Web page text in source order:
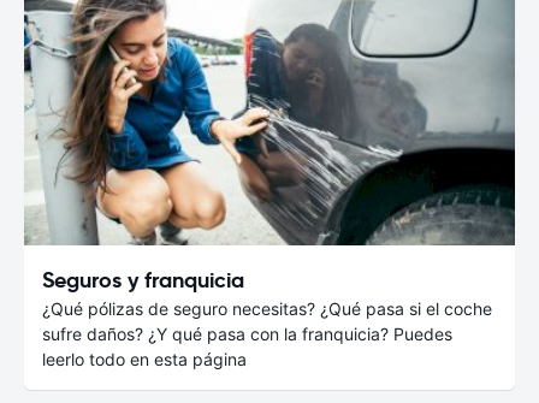
Seguros y franquicia
¿Qué pólizas de seguro necesitas? ¿Qué pasa si el coche
sufre daños? ¿Y qué pasa con la franquicia? Puedes
leerlo todo en esta página